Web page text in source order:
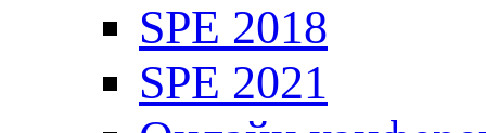
SPE 2018
SPE 2021